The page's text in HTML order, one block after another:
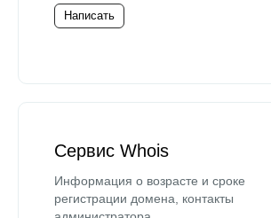
Написать
Сервис Whois
Информация о возрасте и сроке
регистрации домена, контакты